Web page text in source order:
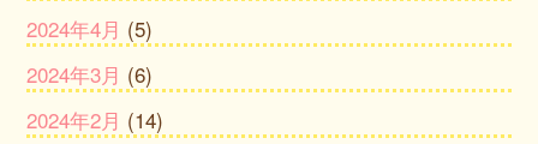
2024年4月 (5)
2024年3月 (6)
2024年2月 (14)